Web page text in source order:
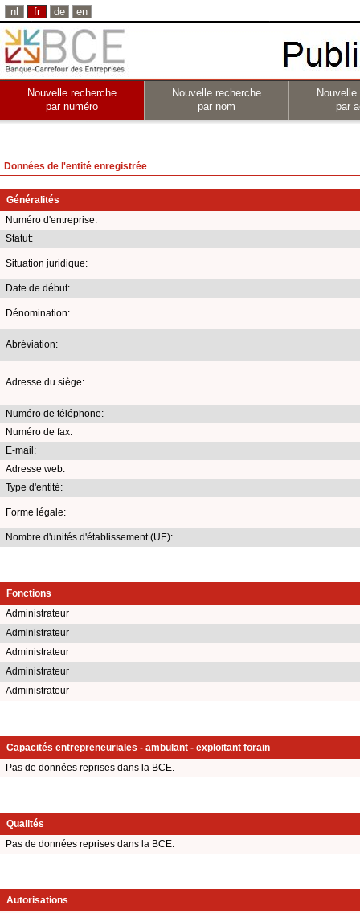
nl fr de en
Nouvelle recherche
par numéro
Nouvelle recherche
par nom
par
Données de l'entité enregistrée
Généralités
Numéro d'entreprise:
Statut:
Situation juridique:
Date de début:
Dénomination:
Abréviation:
Adresse du siège:
Numéro de téléphone:
Numéro de fax:
E-mail:
Adresse web:
Type d'entité:
Forme légale:
Nombre d'unités d'établissement (UE):
Fonctions
Administrateur
Administrateur
Administrateur
Administrateur
Administrateur
Capacités entrepreneuriales - ambulant - exploitant forain
Pas de données reprises dans la BCE.
Qualités
Pas de données reprises dans la BCE.
Autorisations